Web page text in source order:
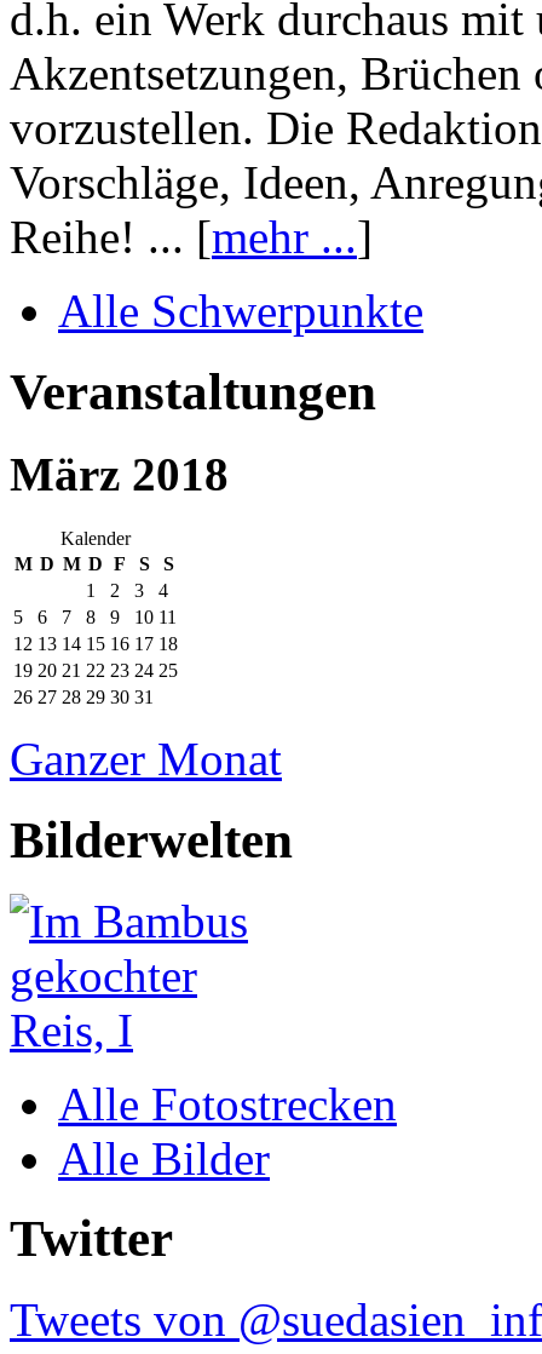
d.h. ein Werk durchaus mit
Akzentsetzungen, Brüchen
vorzustellen. Die
Vorschläge, Ideen,
Reihe! ... [mehr ...]
Alle Schwerpunkte
Veranstaltungen
März 2018
Kalender
M D M D F S
S
1
2 3
4
5
6 7 8 9 10 11
12 13 14 15 16 17 18
19 20 21 22 23 24 25
26 27 28 29 30 31
Ganzer Monat
Bilderwelten
Alle Fotostrecken
Alle Bilder
Twitter
Tweets von